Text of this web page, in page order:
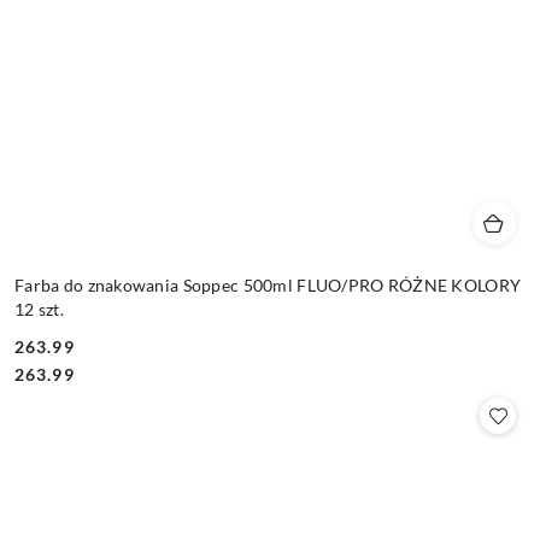
Farba do znakowania Soppec 500ml FLUO/PRO RÓŻNE KOLORY
12 szt.
Cena:
263.99
Cena:
263.99